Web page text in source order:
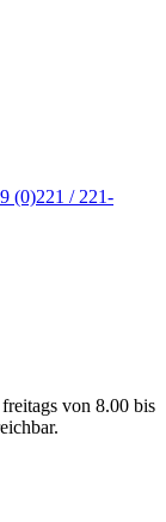
(0)221 / 221-
von 8.00 bis